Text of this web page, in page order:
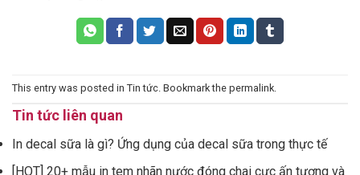
This entry was posted in Tin tức . Bookmark the permalink
Tin tức liên quan
In decal sữa là gì? Ứng dụng của decal sữa trong thực tế
[HOT] 20+ mẫu in tem nhãn nước đóng chai cực ấn tượng và